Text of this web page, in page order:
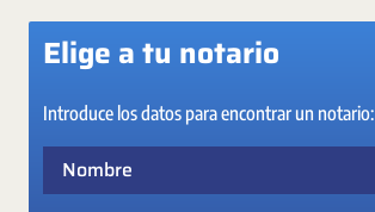
Elige a tu notario
Introduce los datos para encontrar un notario: